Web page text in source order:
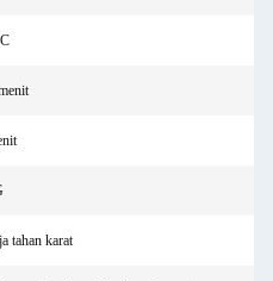
tahan karat